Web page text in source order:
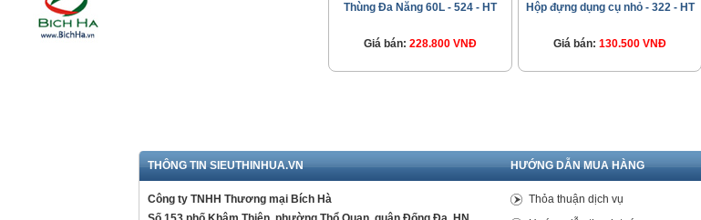
Thùng Đa Năng 60L - 524 - HT
Giá bán: 228.800 VNĐ
Hộp đựng dụng cụ nhỏ - 322 - HT
Giá bán: 130.500 VNĐ
THÔNG TIN SIEUTHINHUA.VN
Công ty TNHH Thương mại Bích Hà
HƯỚNG DẪN MUA HÀNG
Thỏa thuận dịch vụ